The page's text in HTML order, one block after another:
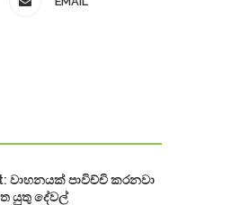
වාහනයක් පාවිච්චි කරනවා
යුතු දේවල්